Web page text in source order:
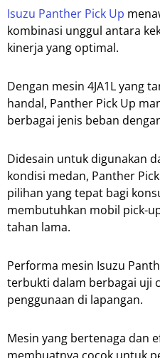
Isuzu Panther Pick Up
kombinasi unggul antara
kinerja yang optimal.
Dengan mesin 4JA1L yang
handal, Panther Pick Up
berbagai jenis beban
Didesain untuk digunakan
kondisi medan, Panther
pilihan yang tepat bagi
membutuhkan mobil pick-
tahan lama.
Performa mesin Isuzu
terbukti dalam berbagai uji
penggunaan di lapangan.
Mesin yang bertenaga dan